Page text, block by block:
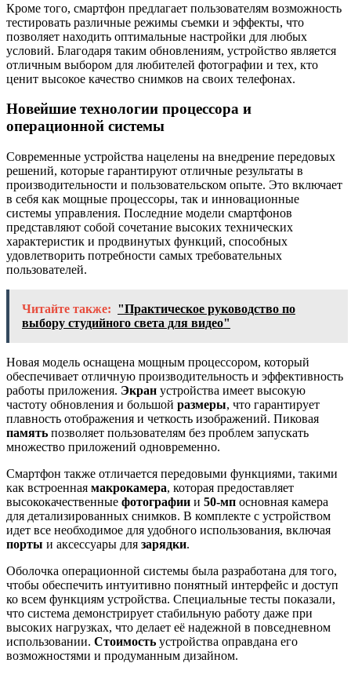
Кроме того, смартфон предлагает пользователям возможность
тестировать различные режимы съемки и эффекты, что
позволяет находить оптимальные настройки для любых
условий. Благодаря таким обновлениям, устройство является
отличным выбором для любителей фотографии и тех, кто
ценит высокое качество снимков на своих телефонах.
Новейшие технологии процессора и
операционной системы
Современные устройства нацелены на внедрение передовых
решений, которые гарантируют отличные результаты в
производительности и пользовательском опыте. Это включает
в себя как мощные процессоры, так и инновационные
системы управления. Последние модели смартфонов
представляют собой сочетание высоких технических
характеристик и продвинутых функций, способных
удовлетворить потребности самых требовательных
пользователей.
Читайте также: "Практическое руководство по
выбору студийного света для видео"
Новая модель оснащена мощным процессором, который
обеспечивает отличную производительность и эффективность
работы приложения. Экран устройства имеет высокую
частоту обновления и большой размеры, что гарантирует
плавность отображения и четкость изображений. Пиковая
память позволяет пользователям без проблем запускать
множество приложений одновременно.
Смартфон также отличается передовыми функциями, такими
как встроенная макрокамера, которая предоставляет
высококачественные фотографии и 50-мп основная камера
для детализированных снимков. В комплекте с устройством
идет все необходимое для удобного использования, включая
порты и аксессуары для зарядки.
Оболочка операционной системы была разработана для того,
чтобы обеспечить интуитивно понятный интерфейс и доступ
ко всем функциям устройства. Специальные тесты показали,
что система демонстрирует стабильную работу даже при
высоких нагрузках, что делает её надежной в повседневном
использовании. Стоимость устройства оправдана его
возможностями и продуманным дизайном.